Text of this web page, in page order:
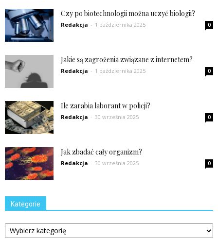
Czy po biotechnologii można uczyć biologii?
Redakcja - 1 października 2025 0
Jakie są zagrożenia związane z internetem?
Redakcja - 1 października 2025 0
Ile zarabia laborant w policji?
Redakcja - 30 września 2025 0
Jak zbadać cały organizm?
Redakcja - 30 września 2025 0
Kategorie
Kategorie